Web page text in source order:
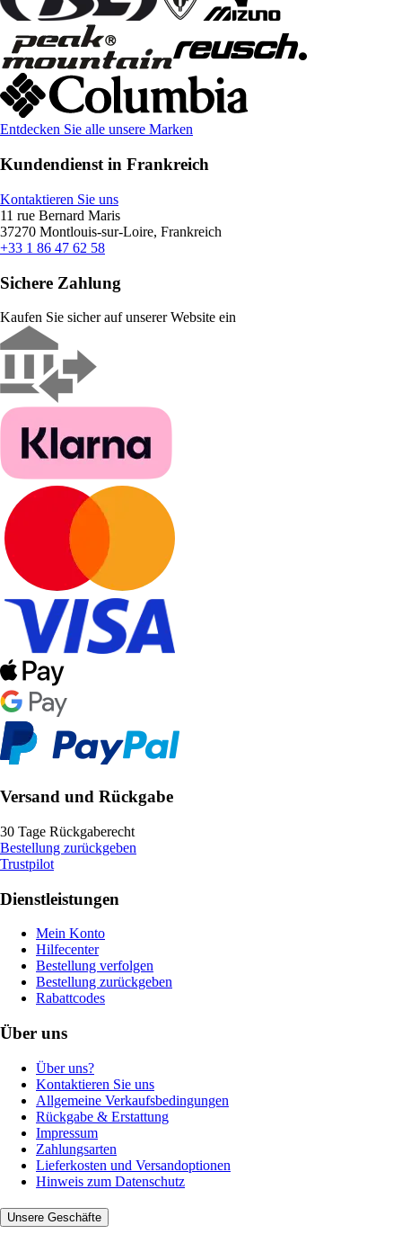
Entdecken Sie alle unsere Marken
Kundendienst in Frankreich
Kontaktieren Sie uns
11 rue Bernard Maris
37270 Montlouis-sur-Loire, Frankreich
+33 1 86 47 62 58
Sichere Zahlung
Kaufen Sie sicher auf unserer Website ein
Versand und Rückgabe
30 Tage Rückgaberecht
Bestellung zurückgeben
Trustpilot
Dienstleistungen
Mein Konto
Hilfecenter
Bestellung verfolgen
Bestellung zurückgeben
Rabattcodes
Über uns
Über uns?
Kontaktieren Sie uns
Allgemeine Verkaufsbedingungen
Rückgabe & Erstattung
Impressum
Zahlungsarten
Lieferkosten und Versandoptionen
Hinweis zum Datenschutz
Unsere Geschäfte